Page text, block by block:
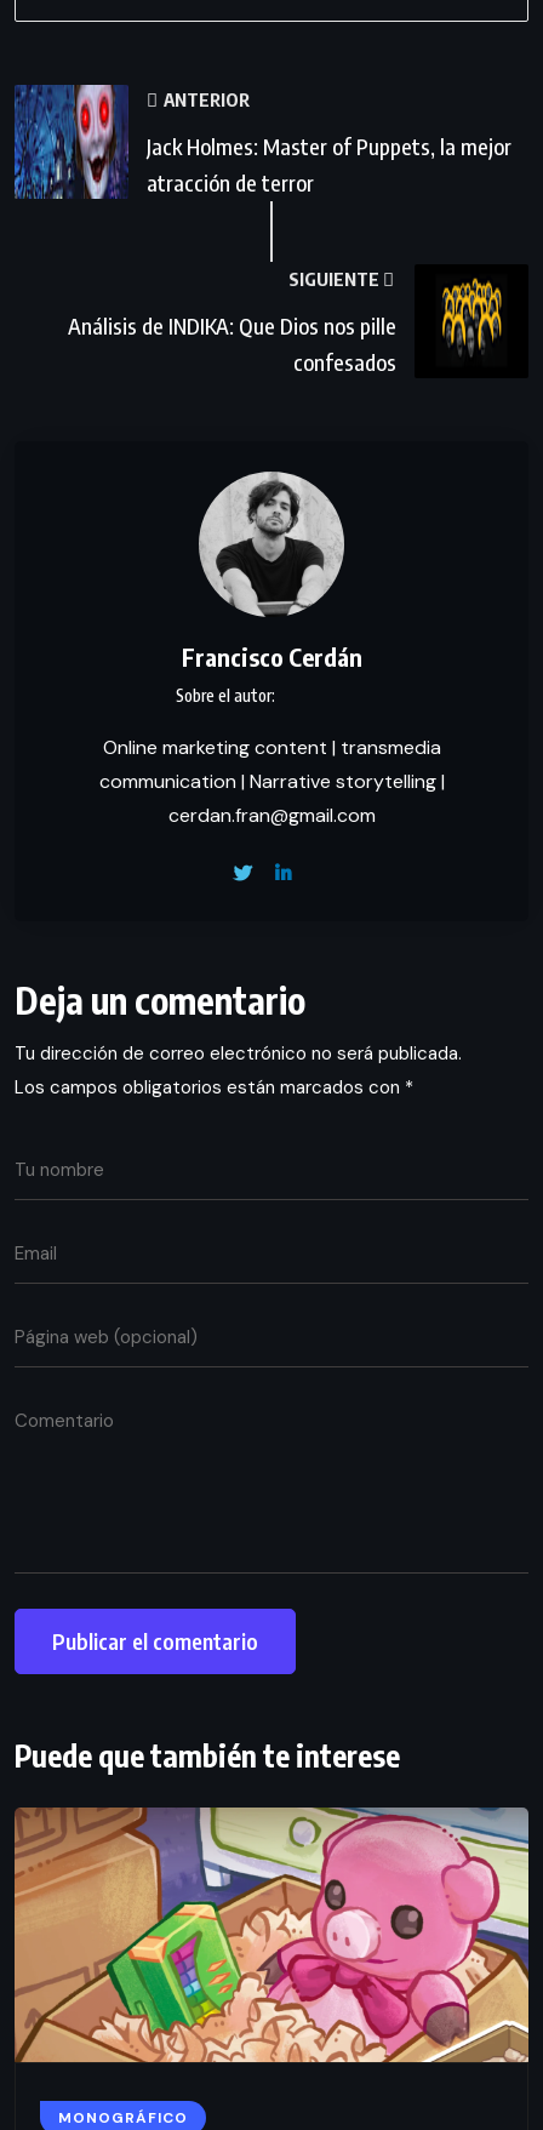
ANTERIOR
Jack Holmes: Master of Puppets, la mejor
atracción de terror
SIGUIENTE
Análisis de INDIKA: Que Dios nos pille
confesados
Francisco Cerdán
Online marketing content | transmedia
communication | Narrative storytelling |
cerdan.fran@gmail.com
Deja un comentario
Tu dirección de correo electrónico no será publicada.
Los campos obligatorios están marcados con *
Puede que también te interese
MONOGRÁFICO